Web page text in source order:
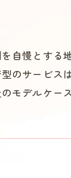
自慢とす
のサービ
モデルケー